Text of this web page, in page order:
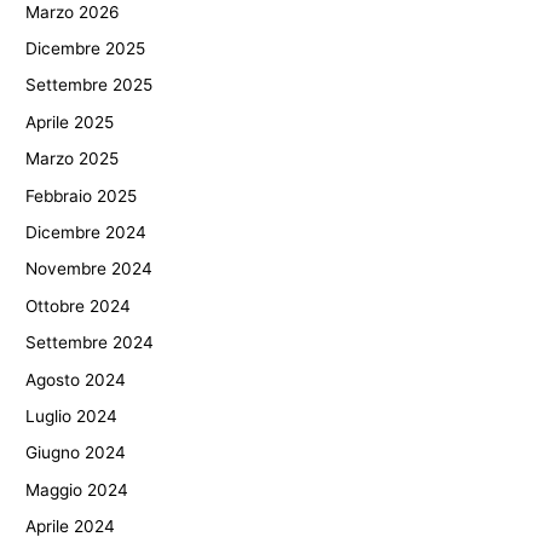
Marzo 2026
Dicembre 2025
Settembre 2025
Aprile 2025
Marzo 2025
Febbraio 2025
Dicembre 2024
Novembre 2024
Ottobre 2024
Settembre 2024
Agosto 2024
Luglio 2024
Giugno 2024
Maggio 2024
Aprile 2024